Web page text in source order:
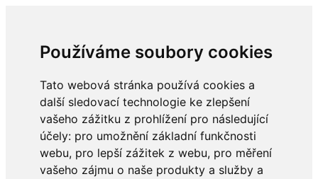
Používáme soubory cookies
Tato webová stránka používá cookies a
další sledovací technologie ke zlepšení
vašeho zážitku z prohlížení pro následující
účely: pro umožnění základní funkčnosti
webu, pro lepší zážitek z webu, pro měření
vašeho zájmu o naše produkty a služby a